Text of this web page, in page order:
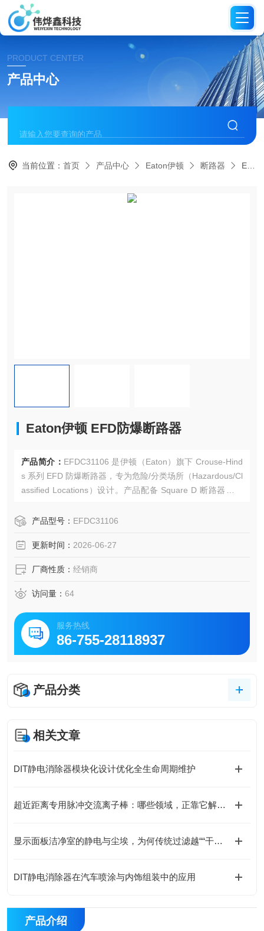
PRODUCT CENTER
产品中心
当前位置：首页 产品中心 Eaton伊顿 断路器 EFDC31106Eaton伊顿 EFD防爆断路器
Eaton伊顿 EFD防爆断路器
产品简介： EFDC31106 是伊顿（Eaton）旗下 Crouse-Hind
s 系列 EFD 防爆断路器，专为危险/分类场所（Hazardous/Cl
assified Locations）设计。产品配备 Square D 断路器，采
Vac 供电。Eaton伊顿 EFD防爆断路器
产品型号： EFDC31106
更新时间： 2026-06-27
厂商性质： 经销商
访问量： 64
服务热线
86-755-28118937
产品分类
相关文章
DIT静电消除器模块化设计优化全生命周期维护
超近距离专用脉冲交流离子棒：哪些领域，正靠它解决“近距难题”？
显示面板洁净室的静电与尘埃，为何传统过滤越““干净““越被动？
DIT静电消除器在汽车喷涂与内饰组装中的应用
产品介绍